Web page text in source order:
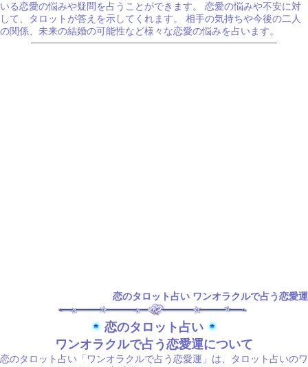
いる恋愛の悩みや疑問を占うことができます。 恋愛の悩みや不安に対
して、タロットが答えを示してくれます。 相手の気持ちや今後の二人
の関係、未来の結婚の可能性など様々な恋愛の悩みを占います。
恋のタロット占い ワンオラクルで占う恋愛運
恋のタロット占い
ワンオラクルで占う恋愛運について
恋のタロット占い「ワンオラクルで占う恋愛運」は、タロット占いのワ